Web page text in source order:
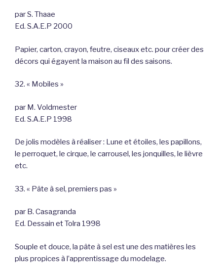
par S. Thaae
Ed. S.A.E.P 2000
Papier, carton, crayon, feutre, ciseaux etc. pour créer des
décors qui égayent la maison au fil des saisons.
32. « Mobiles »
par M. Voldmester
Ed. S.A.E.P 1998
De jolis modèles à réaliser : Lune et étoiles, les papillons,
le perroquet, le cirque, le carrousel, les jonquilles, le lièvre
etc.
33. « Pâte à sel, premiers pas »
par B. Casagranda
Ed. Dessain et Tolra 1998
Souple et douce, la pâte à sel est une des matières les
plus propices à l’apprentissage du modelage.